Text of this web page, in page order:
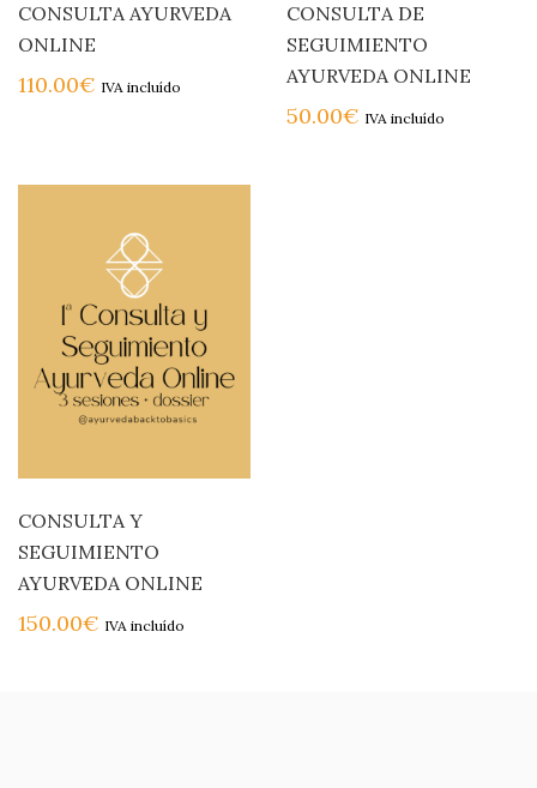
CONSULTA AYURVEDA
ONLINE
110.00€ IVA incluído
CONSULTA DE
SEGUIMIENTO
AYURVEDA ONLINE
50.00€ IVA incluído
CONSULTA Y
SEGUIMIENTO
AYURVEDA ONLINE
150.00€ IVA incluído